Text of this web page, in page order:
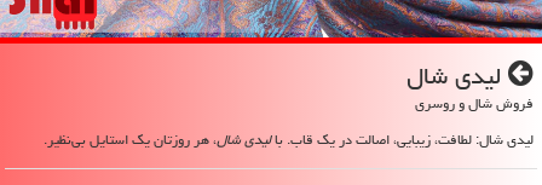
لیدی شال
فروش شال و روسری
لیدی شال: لطافت، زیبایی، اصالت در یک قاب. بالیدی شال، هر روزتان یک استایل بی‌نظیر.